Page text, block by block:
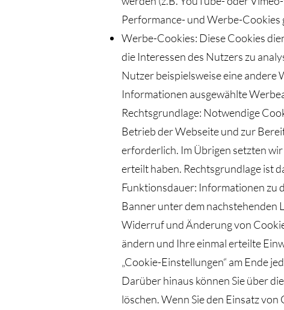
Performance- und Werbe-
Werbe-Cookies: Diese Cookies
die Interessen des Nutzers zu
Nutzer beispielsweise eine andere
Informationen ausgewählte
Rechtsgrundlage: Notwendige
Betrieb der Webseite und zur
erforderlich. Im Übrigen setzten
erteilt haben. Rechtsgrundlage ist
Funktionsdauer: Informationen zu
Banner unter dem nachstehenden
Widerruf und Änderung von
ändern und Ihre einmal erteilte
„Cookie-Einstellungen“ am Ende
Darüber hinaus können Sie über
löschen. Wenn Sie den Einsatz